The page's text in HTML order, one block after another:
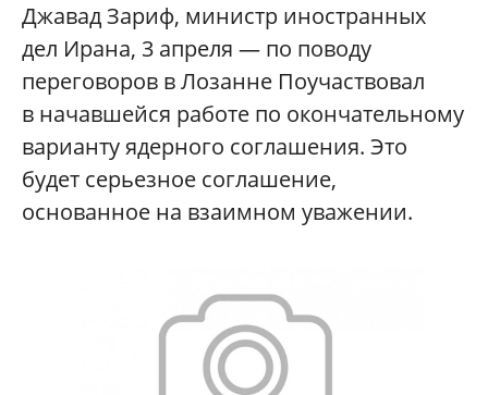
Джавад Зариф, министр иностранных
дел Ирана, 3 апреля — по поводу
переговоров в Лозанне Поучаствовал
в начавшейся работе по окончательному
варианту ядерного соглашения. Это
будет серьезное соглашение,
основанное на взаимном уважении.